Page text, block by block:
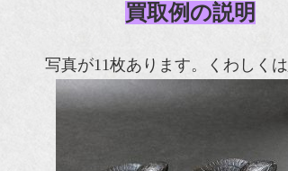
買取例の説明
写真が11枚あります。くわしくは